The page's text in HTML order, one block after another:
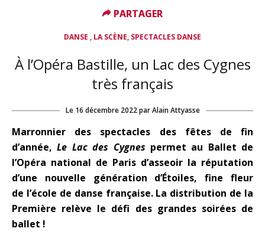
DANSE , LA SCÈNE, SPECTACLES DANSE
À l’Opéra Bastille, un Lac des Cygnes
très français
Le 16 décembre 2022 par Alain Attyasse
Marronnier des spectacles des fêtes de fin
d’année,Le Lac des Cygnes permet au Ballet de
l’Opéra national de Paris d’asseoir la réputation
d’une nouvelle génération d’Étoiles, fine fleur
de l’école de danse française. La distribution de la
Première relève le défi des grandes soirées de
ballet !
PARTAGER
PARTAGER